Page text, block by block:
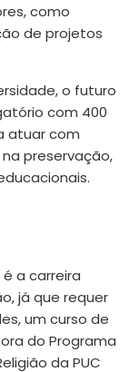
como
de projetos
o futuro
com 400
atuar com
preservação,
a carreira
já que requer
um curso de
do Programa
da PUC